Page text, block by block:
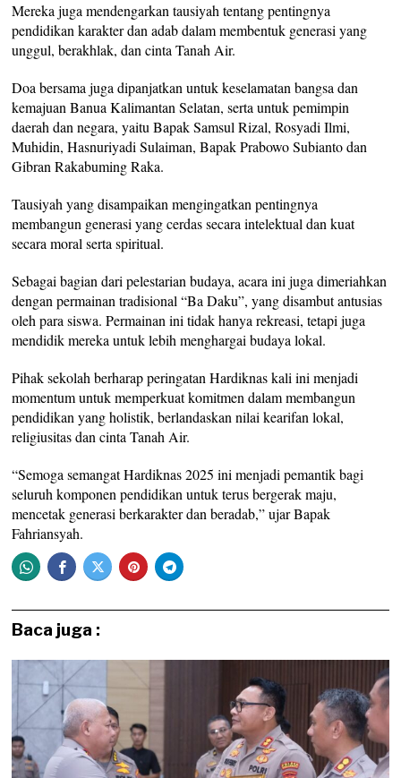
Mereka juga mendengarkan tausiyah tentang pentingnya
pendidikan karakter dan adab dalam membentuk generasi yang
unggul, berakhlak, dan cinta Tanah Air.
Doa bersama juga dipanjatkan untuk keselamatan bangsa dan
kemajuan Banua Kalimantan Selatan, serta untuk pemimpin
daerah dan negara, yaitu Bapak Samsul Rizal, Rosyadi Ilmi,
Muhidin, Hasnuriyadi Sulaiman, Bapak Prabowo Subianto dan
Gibran Rakabuming Raka.
Tausiyah yang disampaikan mengingatkan pentingnya
membangun generasi yang cerdas secara intelektual dan kuat
secara moral serta spiritual.
Sebagai bagian dari pelestarian budaya, acara ini juga dimeriahkan
dengan permainan tradisional “Ba Daku”, yang disambut antusias
oleh para siswa. Permainan ini tidak hanya rekreasi, tetapi juga
mendidik mereka untuk lebih menghargai budaya lokal.
Pihak sekolah berharap peringatan Hardiknas kali ini menjadi
momentum untuk memperkuat komitmen dalam membangun
pendidikan yang holistik, berlandaskan nilai kearifan lokal,
religiusitas dan cinta Tanah Air.
“Semoga semangat Hardiknas 2025 ini menjadi pemantik bagi
seluruh komponen pendidikan untuk terus bergerak maju,
mencetak generasi berkarakter dan beradab,” ujar Bapak
Fahriansyah.
Baca juga :